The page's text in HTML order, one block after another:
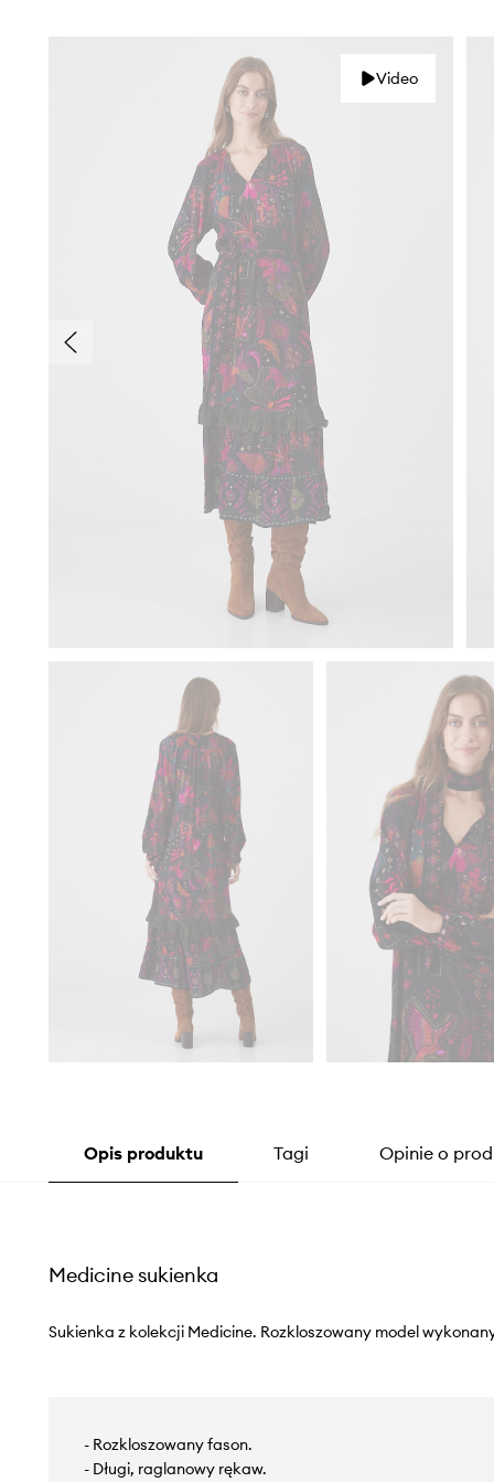
Video
Opis produktu Tagi Opinie o
Medicine sukienka
Sukienka z kolekcji Medicine. Rozkloszowany model
- Rozkloszowany fason.
- Długi, raglanowy rękaw.